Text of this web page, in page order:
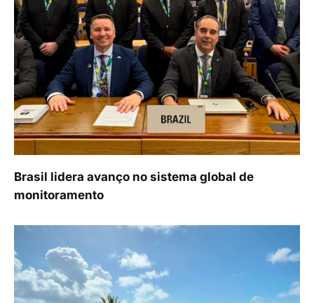
Brasil lidera avanço no sistema global de
monitoramento